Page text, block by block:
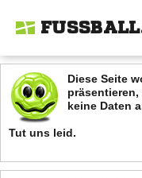
Diese Seite
keine Daten
Tut uns leid.